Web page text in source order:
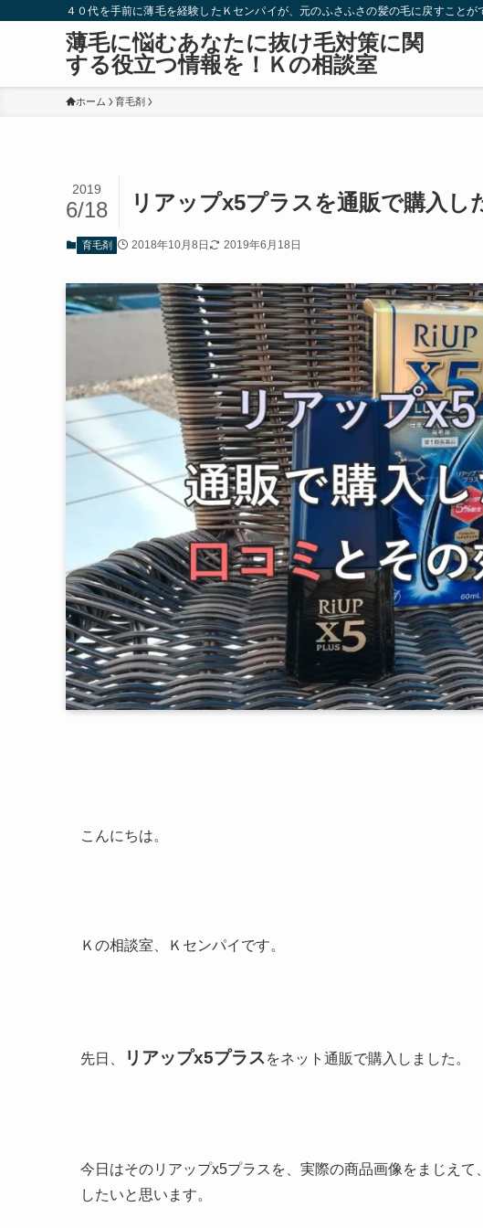
４０代を手前に薄毛を経験したＫセンパイが、元のふさふさの髪の毛に戻すことが
薄毛に悩むあなたに抜け毛対策に関
する役立つ情報を！Ｋの相談室
ホーム 育毛剤
リアップx5プラスを通販で購入し
2019
6/18
育毛剤 2018年10月8日 2019年6月18日
こんにちは。
Ｋの相談室、Ｋセンパイです。
先日、 リアップx5プラスをネット通販で購入しました。
今日はそのリアップx5プラスを、実際の商品画像をまじえて、
したいと思います。